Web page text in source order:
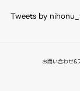
Tweets by
お問い合わせ&